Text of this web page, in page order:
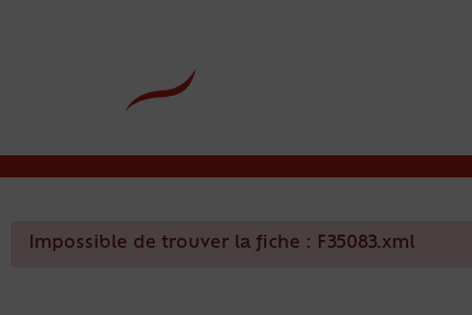
Impossible de trouver la fiche : F35083.xml